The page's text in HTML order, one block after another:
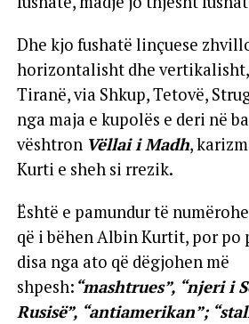
Dhe kjo fushatë linçuese
horizontalisht dhe
Tiranë, via Shkup, Tetovë,
nga maja e kupolës e deri në
vështron Vëllai i Madh,
Kurti e sheh si rrezik.
Është e pamundur të
që i bëhen Albin Kurtit, por po
disa nga ato që dëgjohen më
shpesh: “mashtrues”, “njeri i
Rusisë”, “antiamerikan”;